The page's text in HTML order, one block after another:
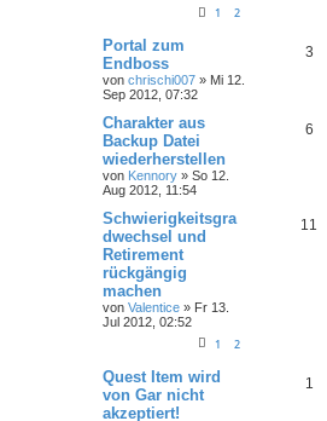
1 2
Portal zum
Endboss
von chrischi007 » Mi 12.
Sep 2012, 07:32
3
Charakter aus
Backup Datei
wiederherstellen
von Kennory » So 12.
Aug 2012, 11:54
6
Schwierigkeitsgra
dwechsel und
Retirement
rückgängig
machen
von Valentice » Fr 13.
Jul 2012, 02:52
1 2
11
Quest Item wird
von Gar nicht
akzeptiert!
1